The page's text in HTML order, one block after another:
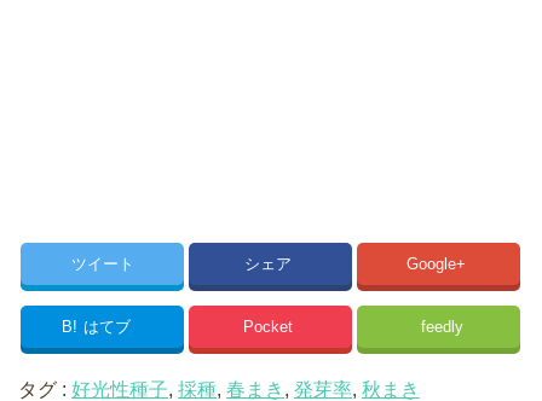
ツイート シェア Google+
B! はてブ Pocket feedly
タグ : 好光性種子, 採種, 春まき , 発芽率, 秋まき